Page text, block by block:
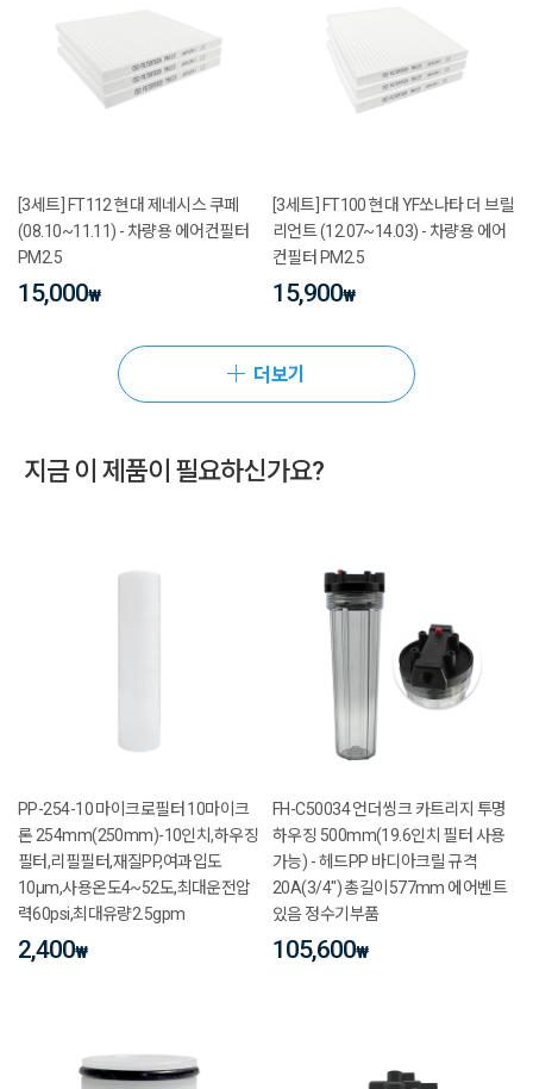
[3세트] FT112 현대 제네시스 쿠페
(08.10~11.11) - 차량용 에어컨필터
PM2.5
15,000₩
[3세트] FT100 현대 YF쏘나타 더 브릴
리언트 (12.07~14.03) - 차량용 에어
컨필터 PM2.5
15,900₩
더보기
지금 이 제품이 필요하신가요?
PP-254-10 마이크로필터 10마이크
론 254mm(250mm)-10인치,하우징
필터,리필필터,재질PP,여과입도
10μm,사용온도4~52도,최대운전압
력60psi,최대유량2.5gpm
2,400₩
FH-C50034 언더씽크 카트리지 투명
하우징 500mm(19.6인치 필터 사용
가능) - 헤드PP 바디아크릴 규격
20A(3/4") 총길이577mm 에어벤트
있음 정수기부품
105,600₩